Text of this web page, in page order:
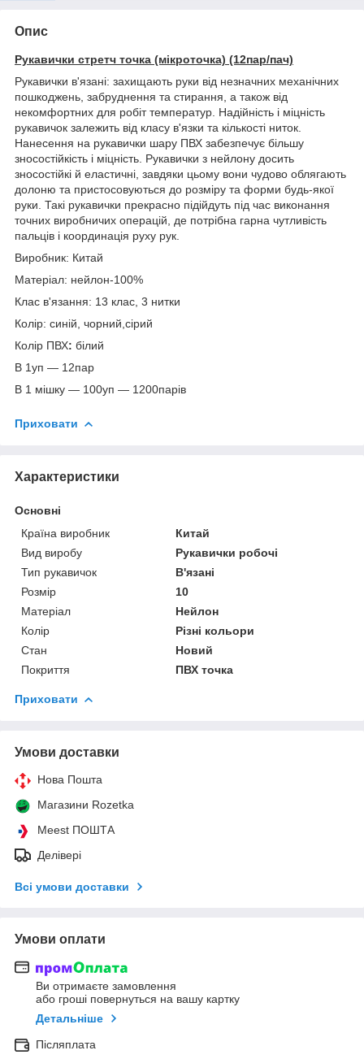
Опис
Рукавички стретч точка (мікроточка) (12пар/пач)
Рукавички в'язані: захищають руки від незначних механічних
пошкоджень, забруднення та стирання, а також від
некомфортних для робіт температур. Надійність і міцність
рукавичок залежить від класу в'язки та кількості ниток.
Нанесення на рукавички шару ПВХ забезпечує більшу
зносостійкість і міцність. Рукавички з нейлону досить
зносостійкі й еластичні, завдяки цьому вони чудово облягають
долоню та пристосовуються до розміру та форми будь-якої
руки. Такі рукавички прекрасно підійдуть під час виконання
точних виробничих операцій, де потрібна гарна чутливість
пальців і координація руху рук.
Виробник: Китай
Матеріал: нейлон-100%
Клас в'язання: 13 клас, 3 нитки
Колір: синій, чорний,сірий
Колір ПВХ: білий
В 1уп — 12пар
В 1 мішку — 100уп — 1200парів
Приховати
Характеристики
Основні
Країна виробник
Китай
Вид виробу
Рукавички робочі
Тип рукавичок
В'язані
Розмір
10
Матеріал
Нейлон
Колір
Різні кольори
Стан
Новий
Покриття
ПВХ точка
Приховати
Умови доставки
Нова Пошта
Магазини Rozetka
Meest ПОШТА
Делівері
Всі умови доставки
Умови оплати
Ви отримаєте замовлення
або гроші повернуться на вашу картку
Детальніше
Післяплата